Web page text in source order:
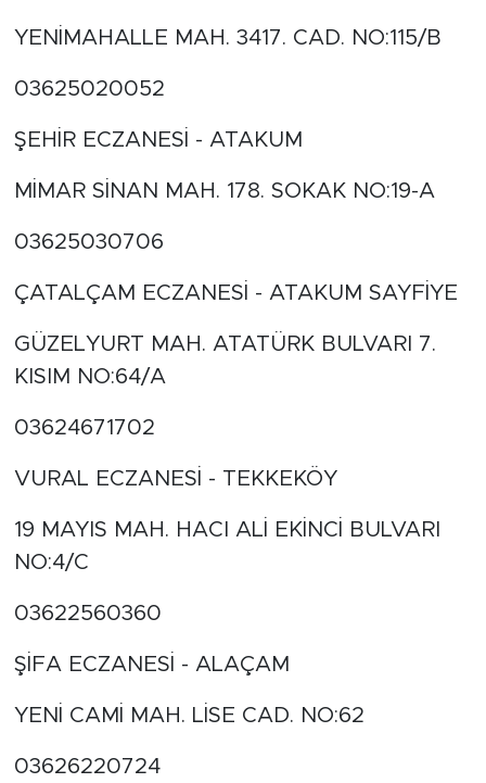
YENİMAHALLE MAH. 3417. CAD. NO:115/B
03625020052
ŞEHİR ECZANESİ - ATAKUM
MİMAR SİNAN MAH. 178. SOKAK NO:19-A
03625030706
ÇATALÇAM ECZANESİ - ATAKUM SAYFİYE
GÜZELYURT MAH. ATATÜRK BULVARI 7.
KISIM NO:64/A
03624671702
VURAL ECZANESİ - TEKKEKÖY
19 MAYIS MAH. HACI ALİ EKİNCİ BULVARI
NO:4/C
03622560360
ŞİFA ECZANESİ - ALAÇAM
YENİ CAMİ MAH. LİSE CAD. NO:62
03626220724